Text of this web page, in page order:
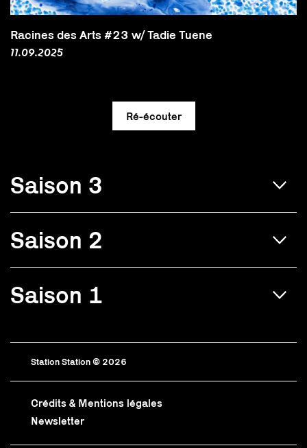
Racines des Arts #23 w/ Tadie Tuene
11.09.2025
Saison 3
Saison 2
Saison 1
Station Station © 2026
Crédits & Mentions légales
Newsletter